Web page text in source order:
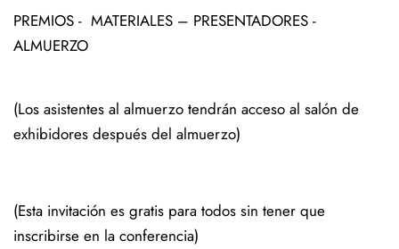
PREMIOS - MATERIALES – PRESENTADORES -
ALMUERZO
(Los asistentes al almuerzo tendrán acceso al salón de
exhibidores después del almuerzo)
(Esta invitación es gratis para todos sin tener que
inscribirse en la conferencia)